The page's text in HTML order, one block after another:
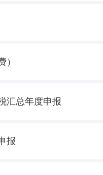
）
汇总年度申报
报